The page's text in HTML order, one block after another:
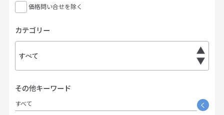
価格問い合せを除く
カテゴリー
その他キーワード
すべて く